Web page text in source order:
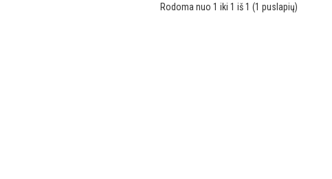
Rodoma nuo 1 iki 1 iš 1 (1 puslapių)